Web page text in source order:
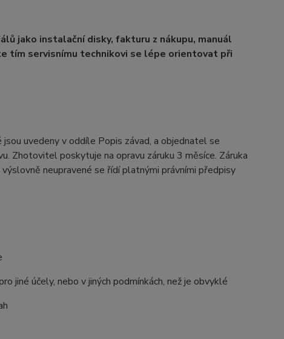
jako instalační disky, fakturu z nákupu, manuál
tím servisnímu technikovi se lépe orientovat při
uvedeny v oddíle Popis závad, a objednatel se
Zhotovitel poskytuje na opravu záruku 3 měsíce. Záruka
neupravené se řídí platnými právními předpisy
účely, nebo v jiných podmínkách, než je obvyklé